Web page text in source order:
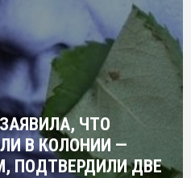
ЧТО
В КОЛОНИИ —
ПОДТВЕРДИЛИ ДВЕ